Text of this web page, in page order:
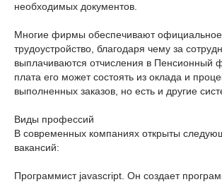
необходимых документов.
Многие фирмы обеспечивают официальное
трудоустройство, благодаря чему за
выплачиваются отчисления в Пенсионный
плата его может состоять из оклада и
выполненных заказов, но есть и другие
Виды профессий
В современных компаниях открыты
вакансий:
Программист javascript. Он создает